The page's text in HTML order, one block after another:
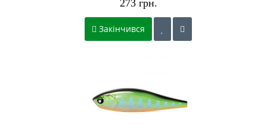
273 грн.
Закінчився